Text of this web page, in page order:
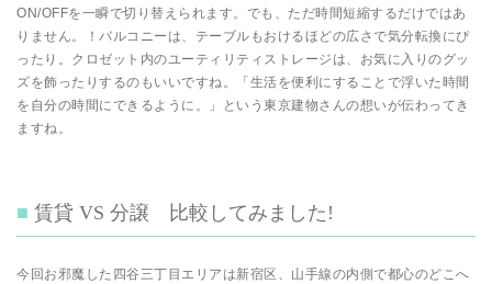
ON/OFFを一瞬で切り替えられます。でも、ただ時間短縮するだけではあ
りません。！バルコニーは、テーブルもおけるほどの広さで気分転換にぴ
ったり。クロゼット内のユーティリティストレージは、お気に入りのグッ
ズを飾ったりするのもいいですね。「生活を便利にすることで浮いた時間
を自分の時間にできるように。」という東京建物さんの想いが伝わってき
ますね。
賃貸 VS 分譲 比較してみました!
今回お邪魔した四谷三丁目エリアは新宿区、山手線の内側で都心のどこへ